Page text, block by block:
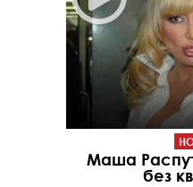
Маша
без